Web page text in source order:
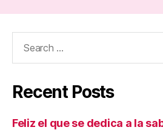
Recent Posts
Feliz el que se dedica a la